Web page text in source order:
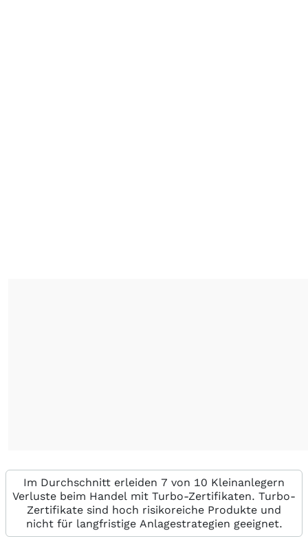
Im Durchschnitt erleiden 7 von 10 Kleinanlegern
Verluste beim Handel mit Turbo-Zertifikaten. Turbo-
Zertifikate sind hoch risikoreiche Produkte und
nicht für langfristige Anlagestrategien geeignet.